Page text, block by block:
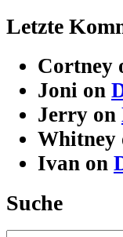
Letzte
Cortney
Joni on
Jerry on
Whitney
Ivan on
Suche